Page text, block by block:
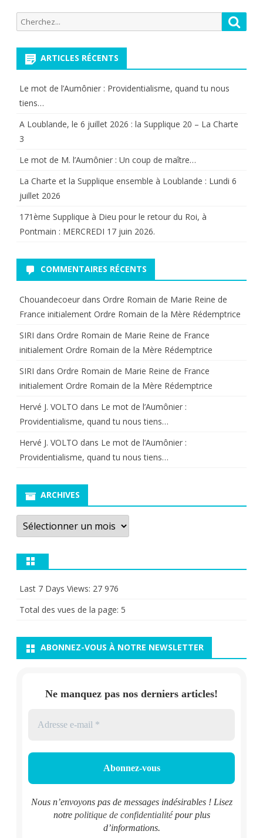
à
.
Recherche
pour:
ARTICLES RÉCENTS
Le mot de l’Aumônier : Providentialisme, quand tu nous
tiens…
A Loublande, le 6 juillet 2026 : la Supplique 20 – La Charte
3
Le mot de M. l’Aumônier : Un coup de maître…
La Charte et la Supplique ensemble à Loublande : Lundi 6
juillet 2026
171ème Supplique à Dieu pour le retour du Roi, à
Pontmain : MERCREDI 17 juin 2026.
COMMENTAIRES RÉCENTS
Chouandecoeur dans Ordre Romain de Marie Reine de
France initialement Ordre Romain de la Mère Rédemptrice
SIRI dans Ordre Romain de Marie Reine de France
initialement Ordre Romain de la Mère Rédemptrice
SIRI dans Ordre Romain de Marie Reine de France
initialement Ordre Romain de la Mère Rédemptrice
Hervé J. VOLTO dans Le mot de l’Aumônier :
Providentialisme, quand tu nous tiens…
Hervé J. VOLTO dans Le mot de l’Aumônier :
Providentialisme, quand tu nous tiens…
ARCHIVES
Archives
Last 7 Days Views: 27 976
Total des vues de la page: 5
ABONNEZ-VOUS À NOTRE NEWSLETTER
Ne manquez pas nos derniers articles!
Nous n’envoyons pas de messages indésirables ! Lisez
notre politique de confidentialitépour plus
d’informations.